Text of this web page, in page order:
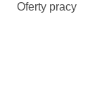
Oferty pracy